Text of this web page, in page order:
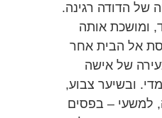
של הדודה רגינה.
ומושכת אותה
אל הבית אחר
של אישה
ובשיער צבוע,
למשעי – בפסים